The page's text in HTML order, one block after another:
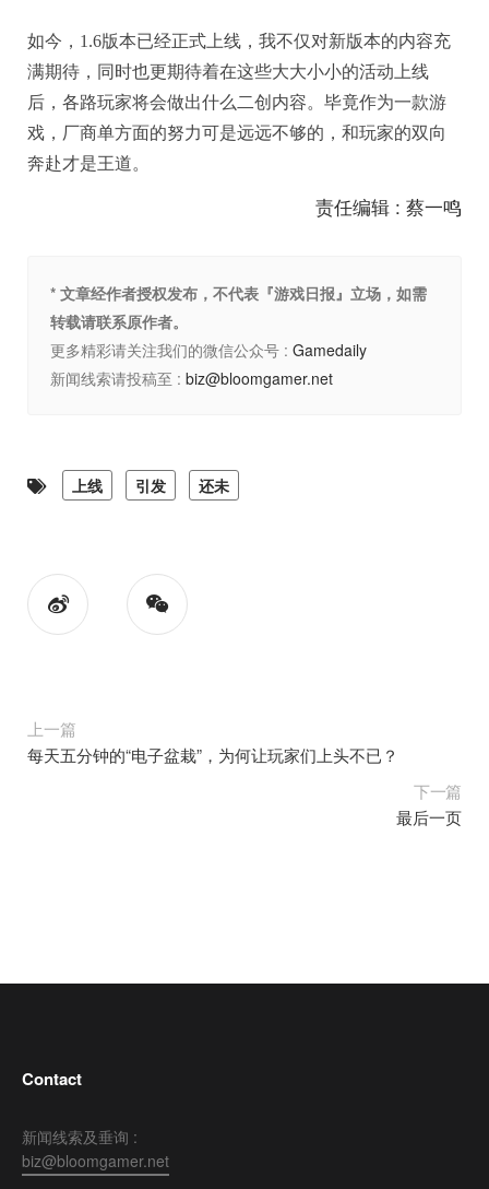
如今，1.6版本已经正式上线，我不仅对新版本的内容充
满期待，同时也更期待着在这些大大小小的活动上线
后，各路玩家将会做出什么二创内容。毕竟作为一款游
戏，厂商单方面的努力可是远远不够的，和玩家的双向
奔赴才是王道。
责任编辑 : 蔡一鸣
* 文章经作者授权发布，不代表『游戏日报』立场，如需
转载请联系原作者。
更多精彩请关注我们的微信公众号 : Gamedaily
新闻线索请投稿至 : biz@bloomgamer.net
上线 引发 还未
上一篇
每天五分钟的“电子盆栽”，为何让玩家们上头不已？
下一篇
最后一页
Contact
新闻线索及垂询 :
biz@bloomgamer.net